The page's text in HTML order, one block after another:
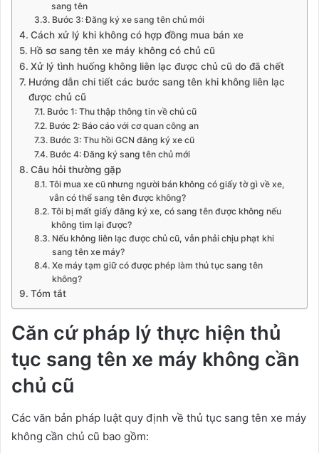
sang tên
Bước 3: Đăng ký xe sang tên chủ mới
Cách xử lý khi không có hợp đồng mua bán xe
Hồ sơ sang tên xe máy không có chủ cũ
Xử lý tình huống không liên lạc được chủ cũ do đã chết
Hướng dẫn chi tiết các bước sang tên khi không liên lạc
được chủ cũ
Bước 1: Thu thập thông tin về chủ cũ
Bước 2: Báo cáo với cơ quan công an
Bước 3: Thu hồi GCN đăng ký xe cũ
Bước 4: Đăng ký sang tên chủ mới
Câu hỏi thường gặp
Tôi mua xe cũ nhưng người bán không có giấy tờ gì về xe,
vẫn có thể sang tên được không?
Tôi bị mất giấy đăng ký xe, có sang tên được không nếu
không tìm lại được?
Nếu không liên lạc được chủ cũ, vẫn phải chịu phạt khi
sang tên xe máy?
Xe máy tạm giữ có được phép làm thủ tục sang tên
không?
Tóm tắt
Căn cứ pháp lý thực hiện thủ
tục sang tên xe máy không cần
chủ cũ
Các văn bản pháp luật quy định về thủ tục sang tên xe máy
không cần chủ cũ bao gồm: